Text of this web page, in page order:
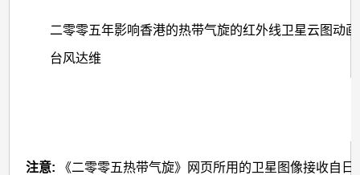
二零零五年影响香港的热带气旋的红外线卫星云图动
台风达维
注意:
《二零零五热带气旋》网页所用的卫星图像接收自